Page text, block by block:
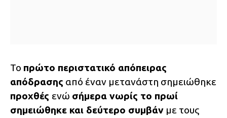
Το πρώτο περιστατικό απόπειρας
απόδρασης από έναν μετανάστη σημειώθηκε
προχθές ενώ σήμερα νωρίς το πρωί
σημειώθηκε και δεύτερο συμβάν με τους